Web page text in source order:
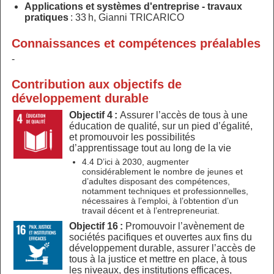
Applications et systèmes d'entreprise - travaux
pratiques : 33 h, Gianni TRICARICO
Connaissances et compétences préalables
-
Contribution aux objectifs de
développement durable
Objectif 4 : Assurer l’accès de tous à une
éducation de qualité, sur un pied d’égalité,
et promouvoir les possibilités
d’apprentissage tout au long de la vie
4.4 D’ici à 2030, augmenter
considérablement le nombre de jeunes et
d’adultes disposant des compétences,
notamment techniques et professionnelles,
nécessaires à l’emploi, à l’obtention d’un
travail décent et à l’entrepreneuriat.
Objectif 16 : Promouvoir l’avènement de
sociétés pacifiques et ouvertes aux fins du
développement durable, assurer l’accès de
tous à la justice et mettre en place, à tous
les niveaux, des institutions efficaces,